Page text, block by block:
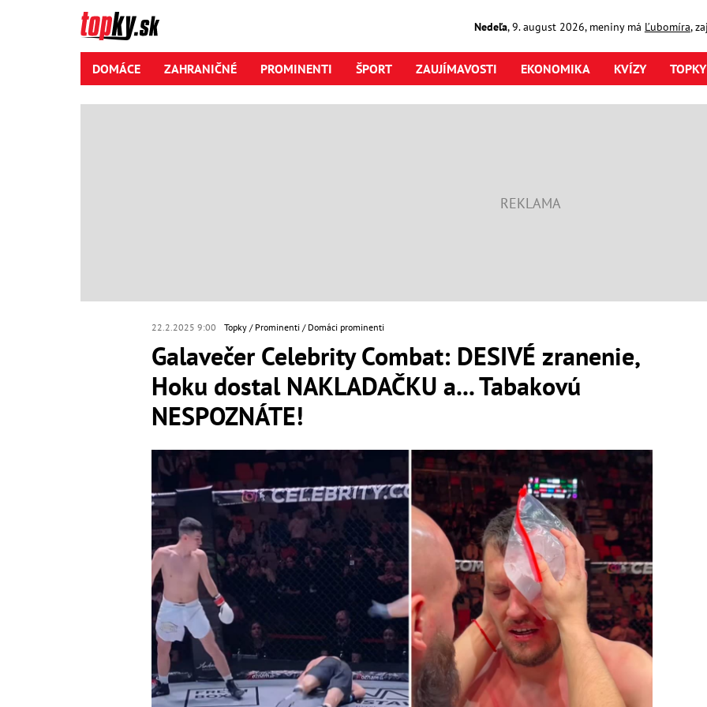
Nedeľa,9. august2026, meniny má Ľubomíra,
DOMÁCE ZAHRANIČNÉ PROMINENTI ŠPORT ZAUJÍMAVOSTI EKONOMIKA KVÍZY
22.2.2025 9:00 Topky Prominenti Domáci prominenti
Galavečer Celebrity Combat: DESIVÉ zranenie,
Hoku dostal NAKLADAČKU a... Tabakovú
NESPOZNÁTE!